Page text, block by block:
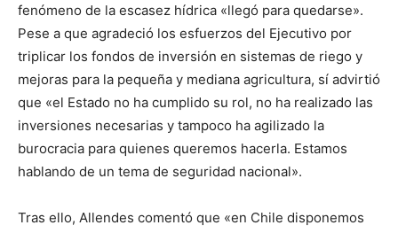
fenómeno de la escasez hídrica «llegó para quedarse».
Pese a que agradeció los esfuerzos del Ejecutivo por
triplicar los fondos de inversión en sistemas de riego y
mejoras para la pequeña y mediana agricultura, sí advirtió
que «el Estado no ha cumplido su rol, no ha realizado las
inversiones necesarias y tampoco ha agilizado la
burocracia para quienes queremos hacerla. Estamos
hablando de un tema de seguridad nacional».
Tras ello, Allendes comentó que «en Chile disponemos